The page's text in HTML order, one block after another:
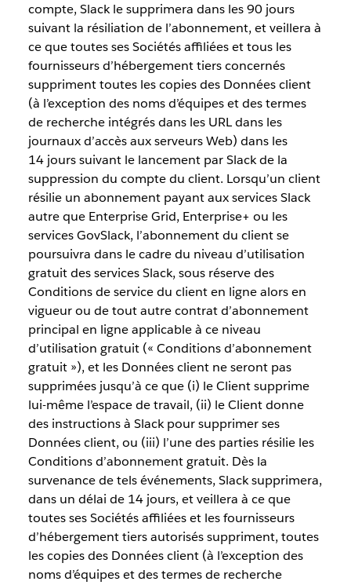
compte, Slack le supprimera dans les 90 jours
suivant la résiliation de l’abonnement, et veillera à
ce que toutes ses Sociétés affiliées et tous les
fournisseurs d’hébergement tiers concernés
suppriment toutes les copies des Données client
(à l’exception des noms d’équipes et des termes
de recherche intégrés dans les URL dans les
journaux d’accès aux serveurs Web) dans les
14 jours suivant le lancement par Slack de la
suppression du compte du client. Lorsqu’un client
résilie un abonnement payant aux services Slack
autre que Enterprise Grid, Enterprise+ ou les
services GovSlack, l’abonnement du client se
poursuivra dans le cadre du niveau d’utilisation
gratuit des services Slack, sous réserve des
Conditions de service du client en ligne alors en
vigueur ou de tout autre contrat d’abonnement
principal en ligne applicable à ce niveau
d’utilisation gratuit (« Conditions d’abonnement
gratuit »), et les Données client ne seront pas
supprimées jusqu’à ce que (i) le Client supprime
lui-même l’espace de travail, (ii) le Client donne
des instructions à Slack pour supprimer ses
Données client, ou (iii) l’une des parties résilie les
Conditions d’abonnement gratuit. Dès la
survenance de tels événements, Slack supprimera,
dans un délai de 14 jours, et veillera à ce que
toutes ses Sociétés affiliées et les fournisseurs
d’hébergement tiers autorisés suppriment, toutes
les copies des Données client (à l’exception des
noms d’équipes et des termes de recherche